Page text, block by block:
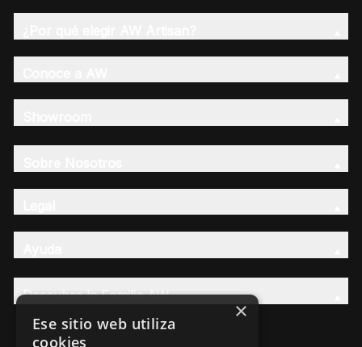
Descubre la Familia AW
×
Ese sitio web utiliza
cookies